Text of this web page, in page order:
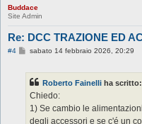
Buddace
Site Admin
Re: DCC TRAZIONE ED
#4
M
a
g
o
sabato 14 febbraio 2026, 20:29
Roberto Fainelli ha scritto:
Chiedo:
1) Se cambio le
degli accessori e se c'é un